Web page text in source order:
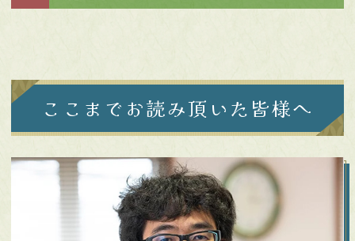
ここまでお読み頂いた皆様へ